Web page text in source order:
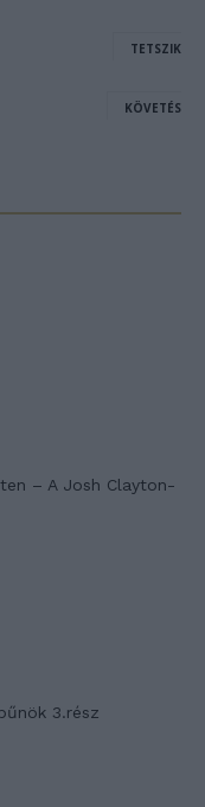
TETSZIK
KÖVETÉS
– A Josh Clayton-
3.rész